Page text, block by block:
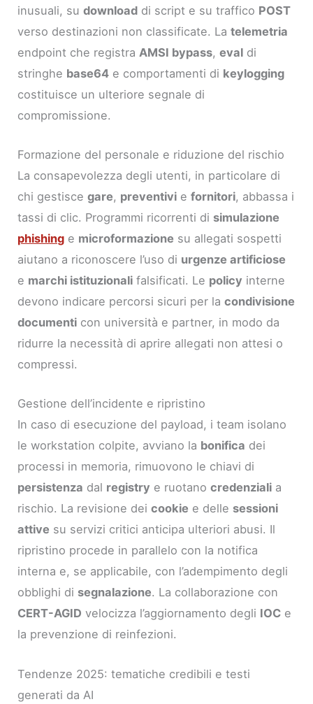
inusuali, sudownload di script e su traffico POST
verso destinazioni non classificate. Latelemetria
endpoint che registra AMSI bypass,eval di
stringhe base64 e comportamenti di keylogging
costituisce un ulteriore segnale di
compromissione.
Formazione del personale e riduzione del rischio
La consapevolezza degli utenti, in particolare di
chi gestiscegare, preventivi efornitori, abbassa i
tassi di clic. Programmi ricorrenti di simulazione
phishing e microformazione su allegati sospetti
aiutano a riconoscere l’uso di urgenze artificiose
e marchi istituzionali falsificati. Le policy interne
devono indicare percorsi sicuri per lacondivisione
documenti con università e partner, in modo da
ridurre la necessità di aprire allegati non attesi o
compressi.
Gestione dell’incidente e ripristino
In caso di esecuzione del payload, i team isolano
le workstation colpite, avviano la bonifica dei
processi in memoria, rimuovono le chiavi di
persistenza dal registry e ruotanocredenziali a
rischio. La revisione deicookie e delle sessioni
attive su servizi critici anticipa ulteriori abusi. Il
ripristino procede in parallelo con la notifica
interna e, se applicabile, con l’adempimento degli
obblighi di segnalazione. La collaborazione con
CERT-AGID velocizza l’aggiornamento degli IOC e
la prevenzione di reinfezioni.
Tendenze 2025: tematiche credibili e testi
generati da AI